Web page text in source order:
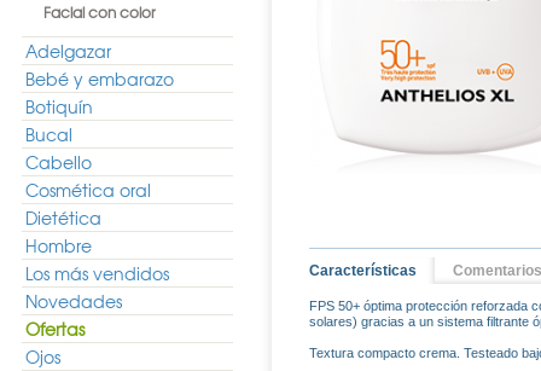
Facial con color
Adelgazar
Bebé y embarazo
Botiquín
Bucal
Cabello
Cosmética oral
Dietética
Hombre
Los más vendidos
Novedades
Ofertas
Ojos
Características Comentarios
FPS 50+ óptima protección reforzada
solares) gracias a un sistema filtrante
Textura compacto crema. Testeado